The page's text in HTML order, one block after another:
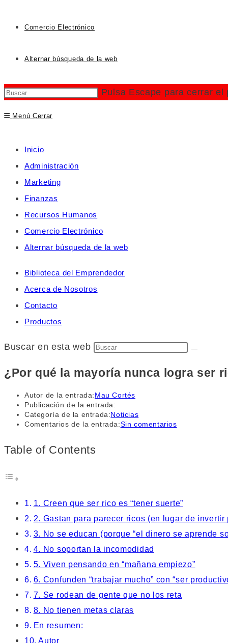
Comercio Electrónico
Alternar búsqueda de la web
Pulsa Escape para cerrar el
Menú Cerrar
Inicio
Administración
Marketing
Finanzas
Recursos Humanos
Comercio Electrónico
Alternar búsqueda de la web
Biblioteca del Emprendedor
Acerca de Nosotros
Contacto
Productos
Buscar en esta web
¿Por qué la mayoría nunca logra ser
Autor de la entrada:Mau Cortés
Publicación de la entrada:
Categoría de la entrada:Noticias
Comentarios de la entrada:Sin comentarios
Table of Contents
1. Creen que ser rico es “tener suerte”
2. Gastan para parecer ricos (en lugar de invertir
3. No se educan (porque “el dinero se aprende
4. No soportan la incomodidad
5. Viven pensando en “mañana empiezo”
6. Confunden “trabajar mucho” con “ser
7. Se rodean de gente que no los reta
8. No tienen metas claras
En resumen:
Autor